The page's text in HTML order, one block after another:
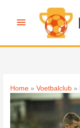
Hoofdmenu
Home Voetbalclub